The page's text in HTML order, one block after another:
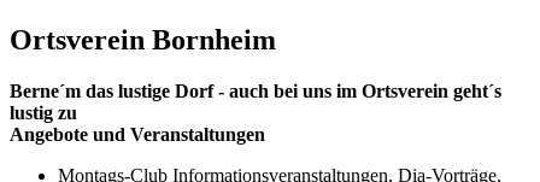
Ortsverein Bornheim
Berne´m das lustige Dorf - auch bei uns im Ortsverein geht´s
lustig zu
Angebote und Veranstaltungen
Montags-Club Informationsveranstaltungen, Dia-Vorträge,